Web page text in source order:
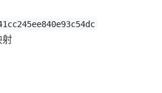
射